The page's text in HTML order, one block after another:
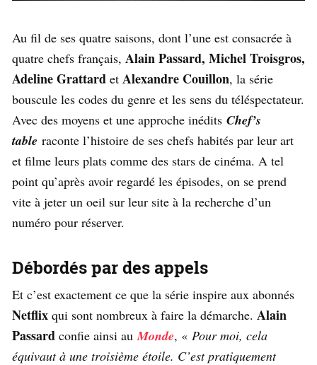
Au fil de ses quatre saisons, dont l’une est consacrée à
quatre chefs français, Alain Passard, Michel Troisgros,
Adeline Grattard et Alexandre Couillon, la série
bouscule les codes du genre et les sens du téléspectateur.
Avec des moyens et une approche inédits Chef’s
table raconte l’histoire de ses chefs habités par leur art
et filme leurs plats comme des stars de cinéma. A tel
point qu’après avoir regardé les épisodes, on se prend
vite à jeter un oeil sur leur site à la recherche d’un
numéro pour réserver.
Débordés par des appels
Et c’est exactement ce que la série inspire aux abonnés
Netflix qui sont nombreux à faire la démarche. Alain
Passard confie ainsi auMonde, « Pour moi, cela
équivaut à une troisième étoile. C’est pratiquement